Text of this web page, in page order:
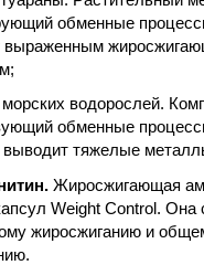
обменные
выраженным
водорослей.
обменные
тяжелые
Жиросжигающая
Weight Control. Она
жиросжиганию и